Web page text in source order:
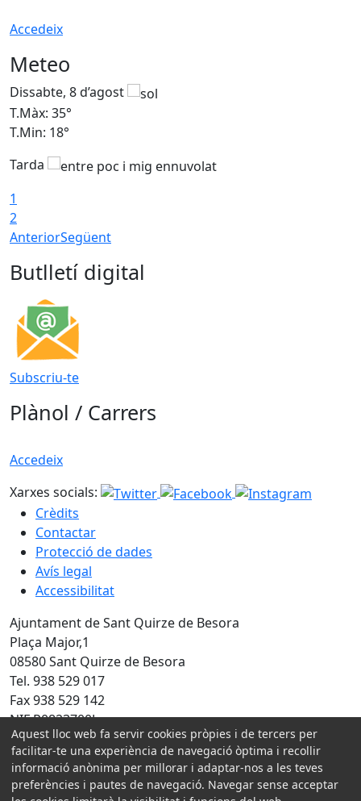
Accedeix
Meteo
Dissabte, 8 d’agost
T.Màx: 35°
T.Min: 18°
Tarda
1
2
AnteriorSegüent
Butlletí digital
Subscriu-te
Plànol / Carrers
Accedeix
Xarxes socials:
Crèdits
Contactar
Protecció de dades
Avís legal
Accessibilitat
Ajuntament de Sant Quirze de Besora
Plaça Major,1
08580 Sant Quirze de Besora
Tel. 938 529 017
Fax 938 529 142
NIF P0823700J
Amb la col·laboració de:
Aquest lloc web fa servir cookies pròpies i de tercers per
facilitar-te una experiència de navegació òptima i recollir
informació anònima per millorar i adaptar-nos a les teves
preferències i pautes de navegació. Navegar sense acceptar